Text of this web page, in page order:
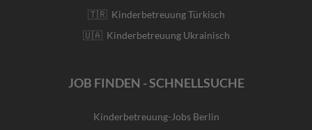
🇹🇷 Kinderbetreuung Türkisch
🇺🇦 Kinderbetreuung Ukrainisch
JOB FINDEN - SCHNELLSUCHE
Kinderbetreuung-Jobs Berlin